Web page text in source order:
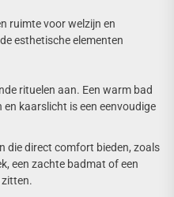
ruimte voor welzijn en
esthetische elementen
rituelen aan. Een warm bad
kaarslicht is een eenvoudige
die direct comfort bieden, zoals
een zachte badmat of een